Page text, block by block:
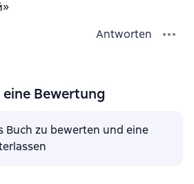
Antworten
Bewertung
Buch zu bewerten und eine